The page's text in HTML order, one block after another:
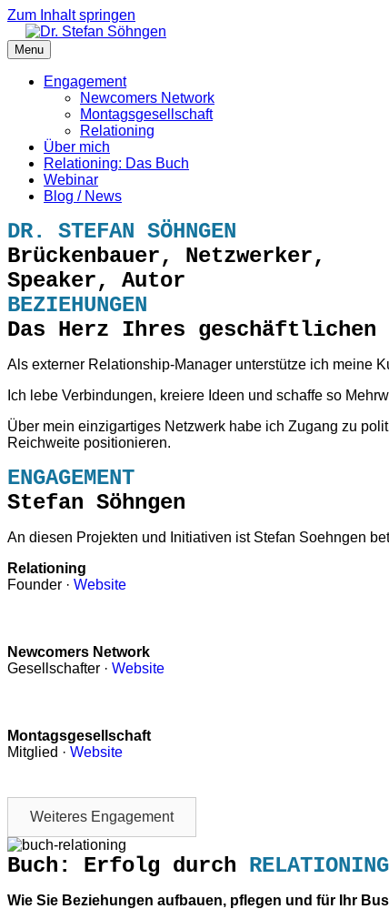
Zum Inhalt springen
Menu
Engagement
Newcomers Network
Montagsgesellschaft
Relationing
Über mich
Relationing: Das Buch
Webinar
Blog / News
DR. STEFAN SÖHNGEN
Brückenbauer, Netzwerker,
Speaker, Autor
BEZIEHUNGEN
Das Herz Ihres geschäftlichen
Als externer Relationship-Manager unterstütze ich meine
Ich lebe Verbindungen, kreiere Ideen und schaffe so
Über mein einzigartiges Netzwerk habe ich Zugang zu
Reichweite positionieren.
ENGAGEMENT
Stefan Söhngen
An diesen Projekten und Initiativen ist Stefan Soehngen
Relationing
Founder · Website
Newcomers Network
Gesellschafter · Website
Montagsgesellschaft
Mitglied · Website
Weiteres Engagement
Buch: Erfolg durch RELATIONING
Wie Sie Beziehungen aufbauen, pflegen und für Ihr